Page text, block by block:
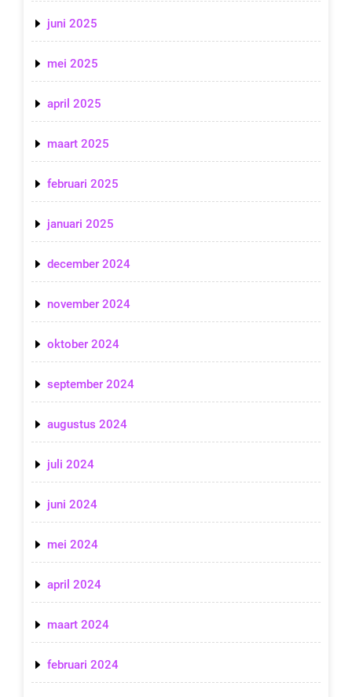
juni 2025
mei 2025
april 2025
maart 2025
februari 2025
januari 2025
december 2024
november 2024
oktober 2024
september 2024
augustus 2024
juli 2024
juni 2024
mei 2024
april 2024
maart 2024
februari 2024